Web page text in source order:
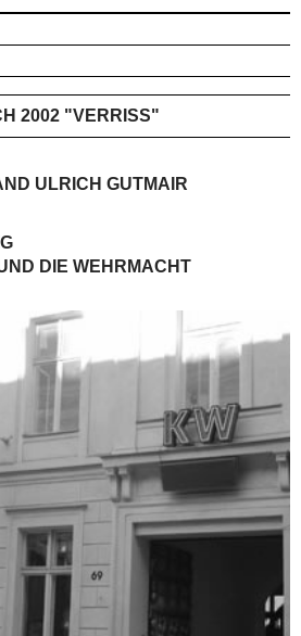
2002 "VERRISS"
ULRICH GUTMAIR
DIE WEHRMACHT